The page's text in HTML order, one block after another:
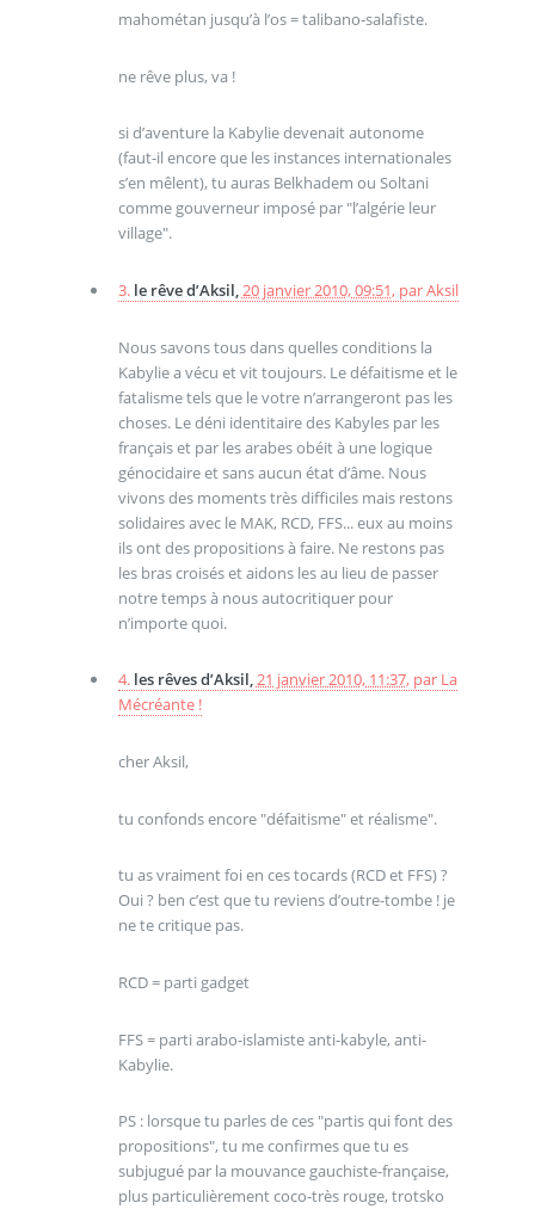
mahométan jusqu’à l’os = talibano-salafiste.
ne rêve plus, va !
si d’aventure la Kabylie devenait autonome
(faut-il encore que les instances internationales
s’en mêlent), tu auras Belkhadem ou Soltani
comme gouverneur imposé par "l’algérie leur
village".
3. le rêve d’Aksil,20 janvier 2010, 09:51, parAksil
Nous savons tous dans quelles conditions la
Kabylie a vécu et vit toujours. Le défaitisme et le
fatalisme tels que le votre n’arrangeront pas les
choses. Le déni identitaire des Kabyles par les
français et par les arabes obéit à une logique
génocidaire et sans aucun état d’âme. Nous
vivons des moments très difficiles mais restons
solidaires avec le MAK, RCD, FFS... eux au moins
ils ont des propositions à faire. Ne restons pas
les bras croisés et aidons les au lieu de passer
notre temps à nous autocritiquer pour
n’importe quoi.
4. les rêves d’Aksil,21 janvier 2010, 11:37, par La
Mécréante !
cher Aksil,
tu confonds encore "défaitisme" et réalisme".
tu as vraiment foi en ces tocards (RCD et FFS) ?
Oui ? ben c’est que tu reviens d’outre-tombe ! je
ne te critique pas.
RCD = parti gadget
FFS = parti arabo-islamiste anti-kabyle, anti-
Kabylie.
PS : lorsque tu parles de ces "partis qui font des
propositions", tu me confirmes que tu es
subjugué par la mouvance gauchiste-française,
plus particulièrement coco-très rouge, trotsko